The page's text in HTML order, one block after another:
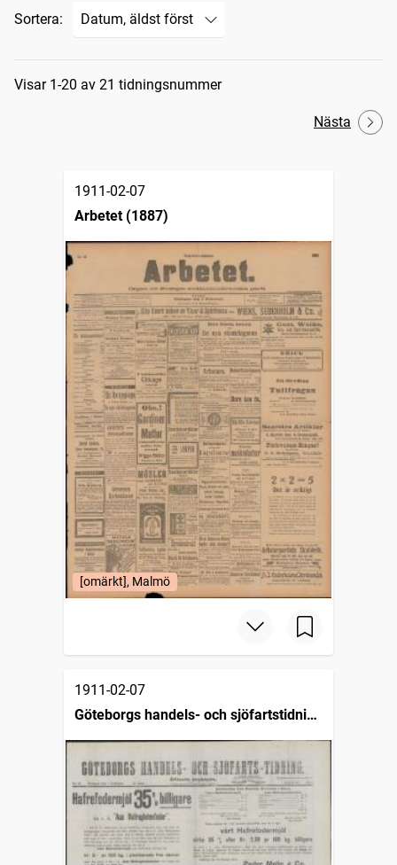
Sortera:
Sökresultat
Visar 1-20 av 21 tidningsnummer
Nästa
1911-02-07
Arbetet (1887)
[omärkt], Malmö
1911-02-07
Göteborgs handels- och sjöfartstidning
(1832)